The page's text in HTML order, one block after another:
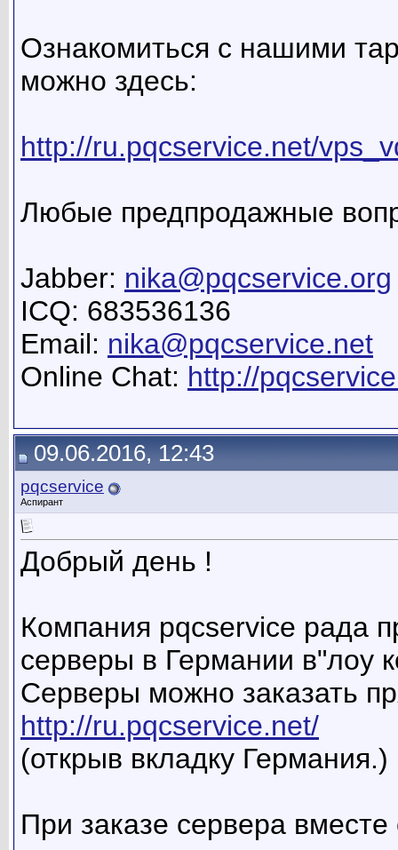
Ознакомиться с нашими
можно здесь:
http://ru.pqcservice.net/
Любые предпродажные
Jabber: nika@pqcservice.org
ICQ: 683536136
Email: nika@pqcservice.net
Online Chat: http://
09.06.2016, 12:43
pqcservice
Аспирант
Добрый день !
Компания pqcservice рада
серверы в Германии в"лоу
Серверы можно заказать
http://ru.pqcservice.net/
(открыв вкладку Германия.)
При заказе сервера